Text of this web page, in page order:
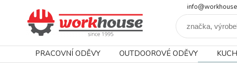
PRACOVNÍ ODĚVY OUTDOOROVÉ ODĚVY